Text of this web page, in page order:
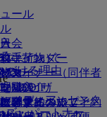
ール
ァインダー
ティ
の予約
MEDIF）
手荷物）
購入
容量について
）のビザ
ミー
ス
レス）の旅
マイナー（同伴者
。
づける理由
メディア・センタ
link in a new tab
カ
ズ・パートナー
会
ズについて
て
登録
ログイン
わせ
ル
関するヘルプ
オフィスでご予約